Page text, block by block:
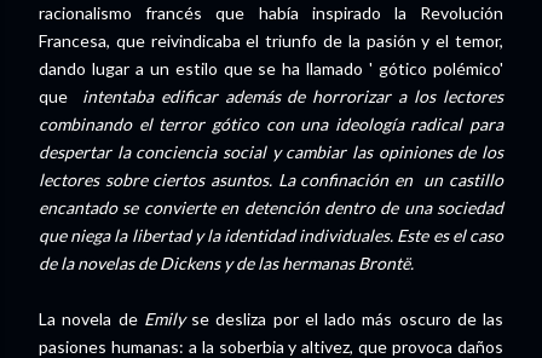
racionalismo francés que había inspirado la Revolución
Francesa, que reivindicaba el triunfo de la pasión y el temor,
dando lugar a un estilo que se ha llamado ' gótico polémico'
que intentaba edificar además de horrorizar a los lectores
combinando el terror gótico con una ideología radical para
despertar la conciencia social y cambiar las opiniones de los
lectores sobre ciertos asuntos. La confinación en un castillo
encantado se convierte en detención dentro de una sociedad
que niega la libertad y la identidad individuales. Este es el caso
de la novelas de Dickens y de las hermanas Brontë.
La novela de Emilyse desliza por el lado más oscuro de las
pasiones humanas: a la soberbia y altivez, que provoca daños